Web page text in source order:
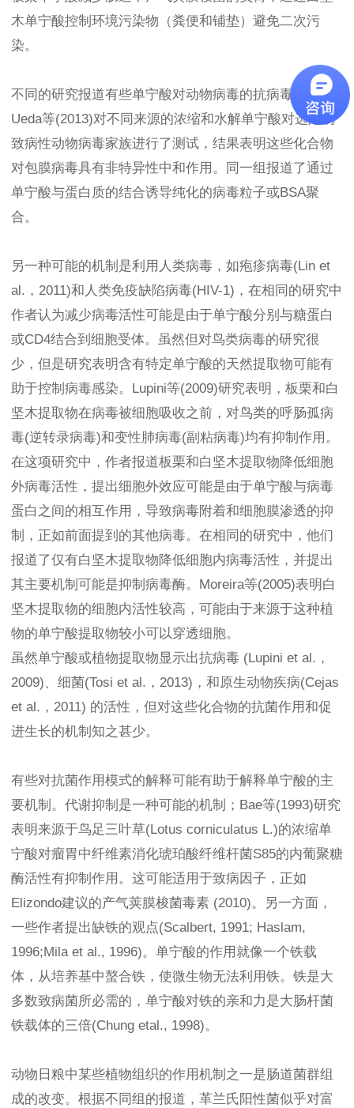
木单宁酸控制环境污染物（粪便和铺垫）避免二次污
染。
不同的研究报道有些单宁酸对动物病毒的抗病毒活性。
Ueda等(2013)对不同来源的浓缩和水解单宁酸对选定的
致病性动物病毒家族进行了测试，结果表明这些化合物
对包膜病毒具有非特异性中和作用。同一组报道了通过
单宁酸与蛋白质的结合诱导纯化的病毒粒子或BSA聚
合。
另一种可能的机制是利用人类病毒，如疱疹病毒(Lin et
al.，2011)和人类免疫缺陷病毒(HIV-1)，在相同的研究中
作者认为减少病毒活性可能是由于单宁酸分别与糖蛋白
或CD4结合到细胞受体。虽然但对鸟类病毒的研究很
少，但是研究表明含有特定单宁酸的天然提取物可能有
助于控制病毒感染。Lupini等(2009)研究表明，板栗和白
坚木提取物在病毒被细胞吸收之前，对鸟类的呼肠孤病
毒(逆转录病毒)和变性肺病毒(副粘病毒)均有抑制作用。
在这项研究中，作者报道板栗和白坚木提取物降低细胞
外病毒活性，提出细胞外效应可能是由于单宁酸与病毒
蛋白之间的相互作用，导致病毒附着和细胞膜渗透的抑
制，正如前面提到的其他病毒。在相同的研究中，他们
报道了仅有白坚木提取物降低细胞内病毒活性，并提出
其主要机制可能是抑制病毒酶。Moreira等(2005)表明白
坚木提取物的细胞内活性较高，可能由于来源于这种植
物的单宁酸提取物较小可以穿透细胞。
虽然单宁酸或植物提取物显示出抗病毒 (Lupini et al.，
2009)、细菌(Tosi et al.，2013)，和原生动物疾病(Cejas
et al.，2011) 的活性，但对这些化合物的抗菌作用和促
进生长的机制知之甚少。
有些对抗菌作用模式的解释可能有助于解释单宁酸的主
要机制。代谢抑制是一种可能的机制；Bae等(1993)研究
表明来源于鸟足三叶草(Lotus corniculatus L.)的浓缩单
宁酸对瘤胃中纤维素消化琥珀酸纤维杆菌S85的内葡聚糖
酶活性有抑制作用。这可能适用于致病因子，正如
Elizondo建议的产气荚膜梭菌毒素 (2010)。另一方面，
一些作者提出缺铁的观点(Scalbert, 1991; Haslam,
1996;Mila et al., 1996)。单宁酸的作用就像一个铁载
体，从培养基中螯合铁，使微生物无法利用铁。铁是大
多数致病菌所必需的，单宁酸对铁的亲和力是大肠杆菌
铁载体的三倍(Chung etal., 1998)。
动物日粮中某些植物组织的作用机制之一是肠道菌群组
成的改变。根据不同组的报道，革兰氏阳性菌似乎对富